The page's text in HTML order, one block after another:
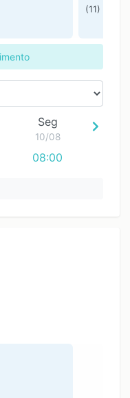
(11)
Seg
10/08
08:00